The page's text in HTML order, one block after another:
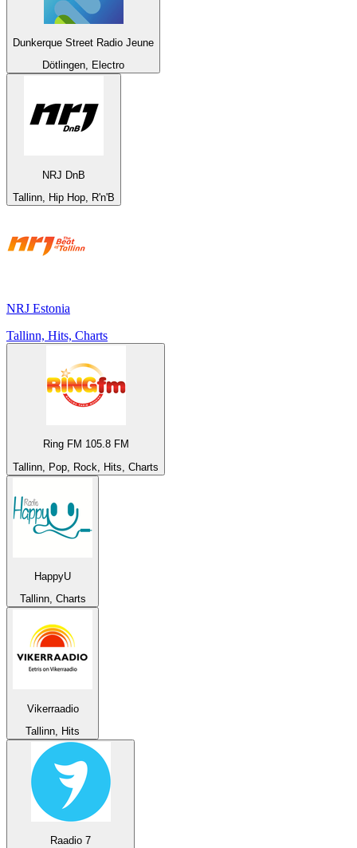
Dunkerque Street Radio Jeune
Dötlingen, Electro
NRJ DnB
Tallinn, Hip Hop, R'n'B
NRJ Estonia
Tallinn, Hits, Charts
Ring FM 105.8 FM
Tallinn, Pop, Rock, Hits, Charts
HappyU
Tallinn, Charts
Vikerraadio
Tallinn, Hits
Raadio 7